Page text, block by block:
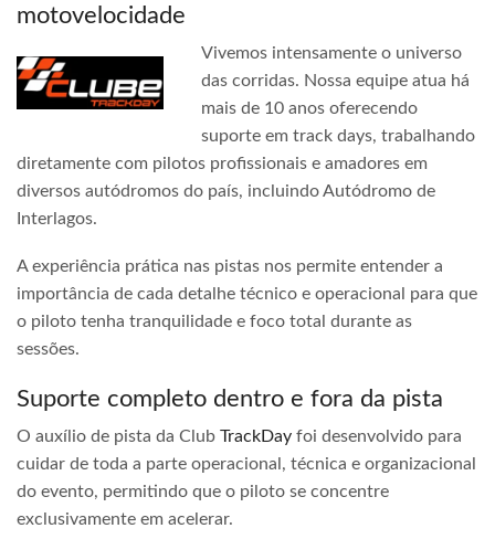
motovelocidade
Vivemos intensamente o universo
das corridas. Nossa equipe atua há
mais de 10 anos oferecendo
suporte em track days, trabalhando
diretamente com pilotos profissionais e amadores em
diversos autódromos do país, incluindo Autódromo de
Interlagos.
A experiência prática nas pistas nos permite entender a
importância de cada detalhe técnico e operacional para que
o piloto tenha tranquilidade e foco total durante as
sessões.
Suporte completo dentro e fora da pista
O auxílio de pista da Club TrackDay foi desenvolvido para
cuidar de toda a parte operacional, técnica e organizacional
do evento, permitindo que o piloto se concentre
exclusivamente em acelerar.